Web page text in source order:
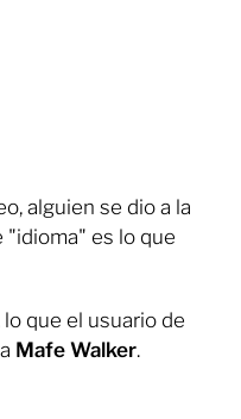
alguien se dio a la
"idioma" es lo que
lo que el usuario de
Mafe Walker.